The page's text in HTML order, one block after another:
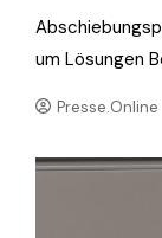
um Lösungen
Presse.Online